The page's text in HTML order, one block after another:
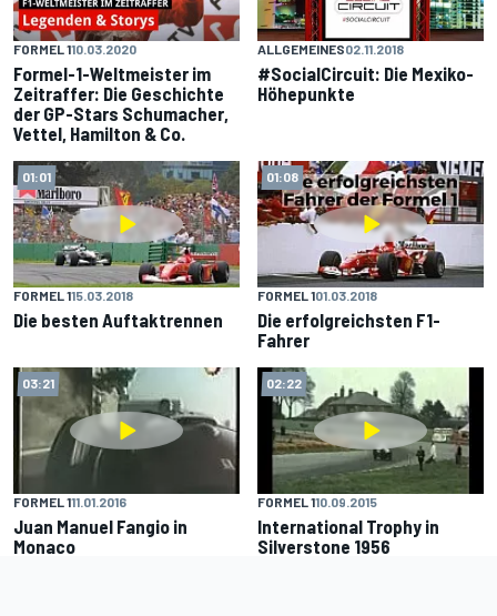
FORMEL 110.03.2020
Formel-1-Weltmeister im
Zeitraffer: Die Geschichte
der GP-Stars Schumacher,
Vettel, Hamilton & Co.
ALLGEMEINES02.11.2018
#SocialCircuit: Die Mexiko-
Höhepunkte
01:01
FORMEL 115.03.2018
Die besten Auftaktrennen
01:08
FORMEL 101.03.2018
Die erfolgreichsten F1-
Fahrer
03:21
FORMEL 111.01.2016
Juan Manuel Fangio in
Monaco
02:22
FORMEL 110.09.2015
International Trophy in
Silverstone 1956